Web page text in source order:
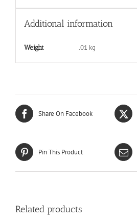
Additional information
Weight .01 kg
Share On Facebook
Pin This Product
Related products